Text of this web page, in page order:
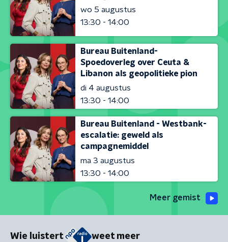
wo 5 augustus
13:30 - 14:00
Bureau Buitenland-
Spoedoverleg over Ceuta &
Libanon als geopolitieke pion
di 4 augustus
13:30 - 14:00
Bureau Buitenland - Westbank-
escalatie: geweld als
campagnemiddel
ma 3 augustus
13:30 - 14:00
Meer gemist
Wie luistert weet meer